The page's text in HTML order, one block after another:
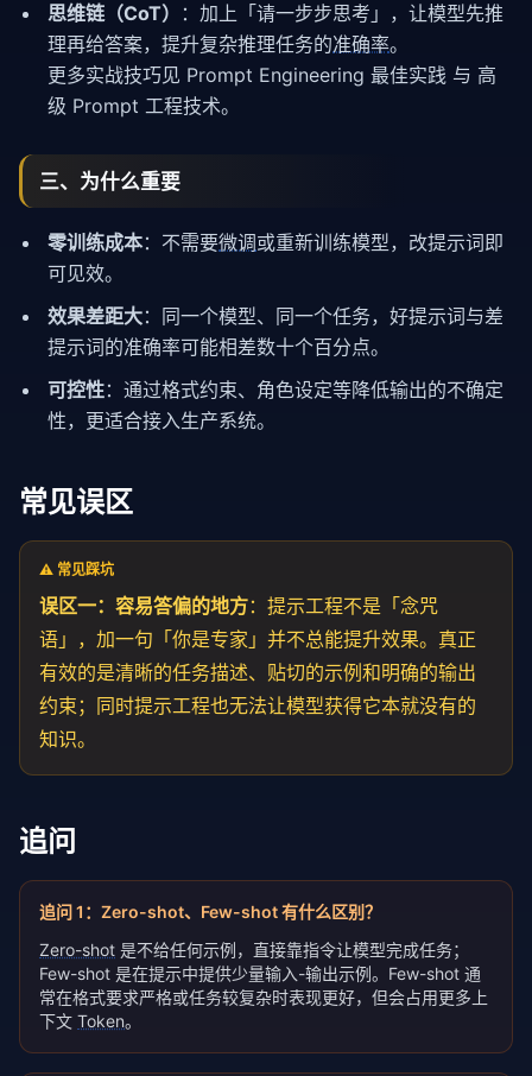
思维链（CoT）
：加上「请一步步思考」，让模型先推
理再给答案，提升复杂推理任务的准确率。
更多实战技巧见 Prompt Engineering 最佳实践 与 高
级 Prompt 工程技术。
三、为什么重要
零训练成本：不需要微调或重新训练模型，改提示词即
可见效。
效果差距大：同一个模型、同一个任务，好提示词与差
提示词的准确率可能相差数十个百分点。
可控性：通过格式约束、角色设定等降低输出的不确定
性，更适合接入生产系统。
常见误区
⚠️ 常见踩坑
误区一：容易答偏的地方：提示工程不是「念咒
语」，加一句「你是专家」并不总能提升效果。真正
有效的是清晰的任务描述、贴切的示例和明确的输出
约束；同时提示工程也无法让模型获得它本就没有的
知识。
追问
追问1 ： Zero-shot、Few-shot 有什么区别？
Zero-shot 是不给任何示例，直接靠指令让模型完成任务；
Few-shot 是在提示中提供少量输入-输出示例。Few-shot 通
常在格式要求严格或任务较复杂时表现更好，但会占用更多上
下文 Token。